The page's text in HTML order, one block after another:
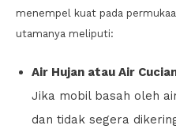
menempel kuat pada
utamanya meliputi:
Air Hujan atau Air
Jika mobil basah oleh
dan tidak segera